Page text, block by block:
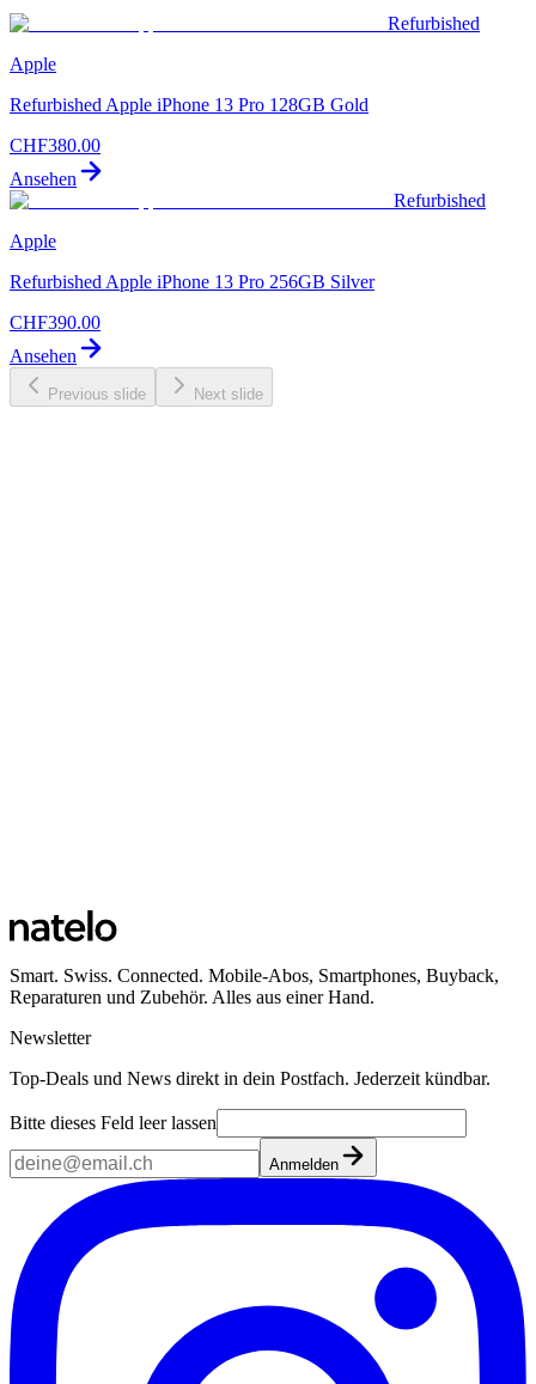
Refurbished
Apple
Refurbished Apple iPhone 13 Pro 128GB Gold
CHF380.00
Ansehen
Refurbished
Apple
Refurbished Apple iPhone 13 Pro 256GB Silver
CHF390.00
Ansehen
Previous slide Next slide
Smart. Swiss. Connected. Mobile-Abos, Smartphones, Buyback,
Reparaturen und Zubehör. Alles aus einer Hand.
Newsletter
Top-Deals und News direkt in dein Postfach. Jederzeit kündbar.
Bitte dieses Feld leer lassen
Anmelden